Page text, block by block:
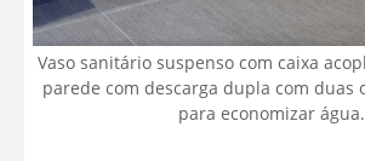
Vaso sanitário suspenso com caixa
parede com descarga dupla com duas
para economizar água.